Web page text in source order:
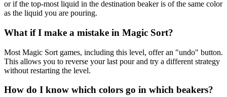
or if the top-most liquid in the destination beaker is of the same color
as the liquid you are pouring.
What if I make a mistake in Magic Sort?
Most Magic Sort games, including this level, offer an "undo" button.
This allows you to reverse your last pour and try a different strategy
without restarting the level.
How do I know which colors go in which beakers?